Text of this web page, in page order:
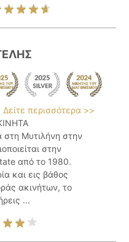
Δείτε περισσότερα >>
Μυτιλήνη στην
στην
από το 1980.
και εις βάθος
ακινήτων, το
...